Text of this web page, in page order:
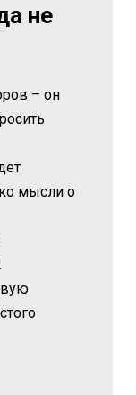
не
– он
мысли о